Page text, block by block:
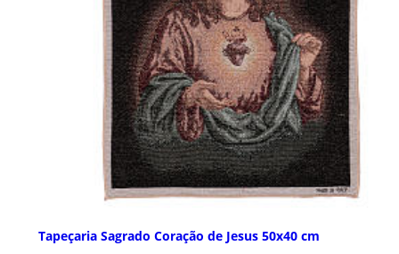
Tapeçaria Sagrado Coração de Jesus 50x40 cm